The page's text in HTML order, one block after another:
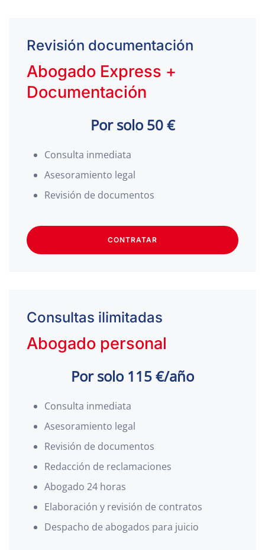
Revisión documentación
Abogado Express +
Documentación
Por solo 50 €
Consulta inmediata
Asesoramiento legal
Revisión de documentos
CONTRATAR
Consultas ilimitadas
Abogado personal
Por solo 115 €/año
Consulta inmediata
Asesoramiento legal
Revisión de documentos
Redacción de reclamaciones
Abogado 24 horas
Elaboración y revisión de contratos
Despacho de abogados para juicio